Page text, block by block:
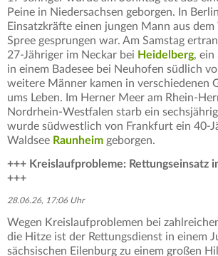
Peine in Niedersachsen geborgen. In
Einsatzkräfte einen jungen Mann aus
Spree gesprungen war. Am Samstag
27-Jähriger im Neckar bei Heidelberg, ein
in einem Badesee bei Neuhofen südlich
weitere Männer kamen in verschiedenen
ums Leben. Im Herner Meer am Rhein-
Nordrhein-Westfalen starb ein
wurde südwestlich von Frankfurt ein 40-
Waldsee Raunheim geborgen.
+++ Kreislaufprobleme: Rettungseinsatz
+++
28.06.26, 17:06 Uhr
Wegen Kreislaufproblemen bei
die Hitze ist der Rettungsdienst in einem
sächsischen Eilenburg zu einem großen